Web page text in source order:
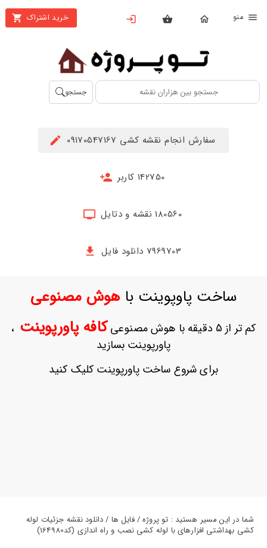
خرید اشتراک
بستن
محصولات
تهیه
اشتراک
حساب
ثبت
بازیابی
جستجو
سفارش انجام نقشه کشی 09170547167
142750 کاربر
180560 نقشه و دتایل
7969703 دانلود فایل
ساخت پاوپوینت باهوش مصنوعی
کم تر از 5 دقیقه با هوش مصنوعی کافه پاورپوینت ،
پاورپوینت بسازید
برای شروع ساخت پاورپوینت کلیک کنید
شما در این مسیر هستید : تو پروژه / فایل ها / دانلود نقشه جزئیات لوله
کشی بهداشتی افزارهای با لوله کشی نصب و راه اندازی (کد164980)